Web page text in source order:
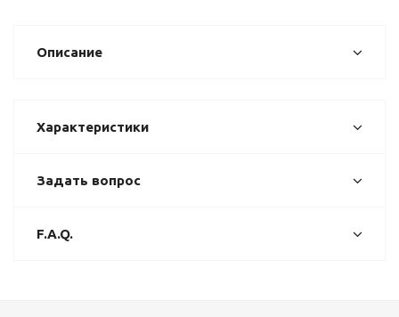
Описание
Характеристики
Задать вопрос
F.A.Q.